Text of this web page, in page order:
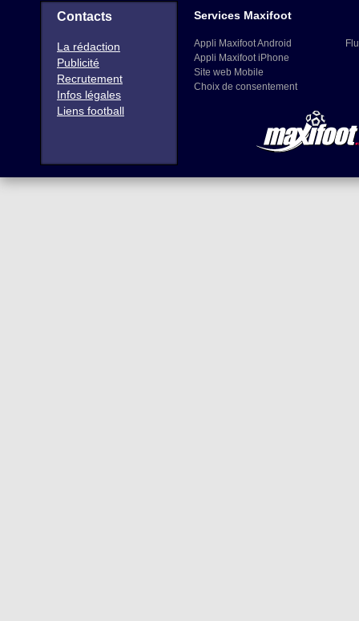
Contacts
La rédaction
Publicité
Recrutement
Infos légales
Liens football
Services Maxifoot
Appli Maxifoot Android
Appli Maxifoot iPhone
Site web Mobile
Choix de consentement